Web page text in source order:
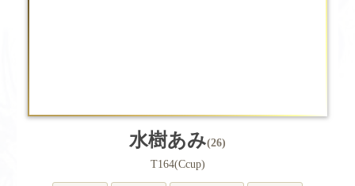
水樹あみ(26)
T164(Ccup)